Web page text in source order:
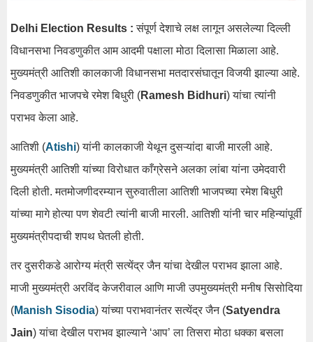
Delhi Election Results : संपूर्ण देशाचे लक्ष लागून असलेल्या दिल्ली
विधानसभा निवडणुकीत आम आदमी पक्षाला मोठा दिलासा मिळाला आहे.
मुख्यमंत्री आतिशी कालकाजी विधानसभा मतदारसंघातून विजयी झाल्या आहे.
निवडणुकीत भाजपचे रमेश बिधुरी (Ramesh Bidhuri) यांचा त्यांनी
पराभव केला आहे.
आतिशी (Atishi) यांनी कालकाजी येथून दुसऱ्यांदा बाजी मारली आहे.
मुख्यमंत्री आतिशी यांच्या विरोधात काँग्रेसने अलका लांबा यांना उमेदवारी
दिली होती. मतमोजणीदरम्यान सुरुवातीला आतिशी भाजपच्या रमेश बिधुरी
यांच्या मागे होत्या पण शेवटी त्यांनी बाजी मारली. आतिशी यांनी चार महिन्यांपूर्वी
मुख्यमंत्रीपदाची शपथ घेतली होती.
तर दुसरीकडे आरोग्य मंत्री सत्येंद्र जैन यांचा देखील पराभव झाला आहे.
माजी मुख्यमंत्री अरविंद केजरीवाल आणि माजी उपमुख्यमंत्री मनीष सिसोदिया
(Manish Sisodia) यांच्या पराभवानंतर सत्येंद्र जैन (Satyendra
Jain) यांचा देखील पराभव झाल्याने ‘आप’ ला तिसरा मोठा धक्का बसला